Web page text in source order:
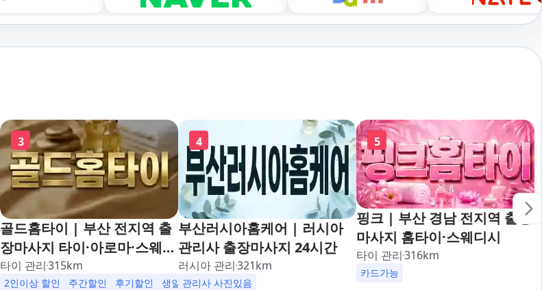
3
골드홈타이 | 부산 전지역 출
장마사지 타이·아로마·스웨디
시
타이 관리315km
2인이상 할인 주간할인 후기할인 생일할인 군인할인
4
부산러시아홈케어 | 러시아
관리사 출장마사지 24시간
러시아 관리321km
관리사 사진있음
5
핑크 | 부산 경남 전지역 출장
마사지 홈타이·스웨디시
타이 관리316km
카드가능